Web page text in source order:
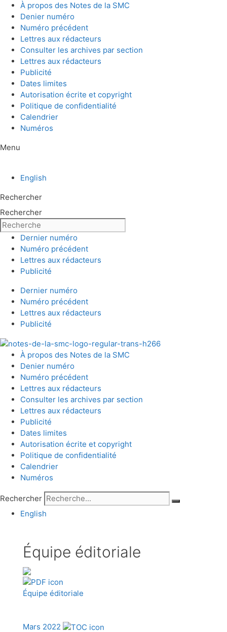
Aller
contenu
À propos des Notes de la SMC
Denier numéro
Numéro précédent
Lettres aux rédacteurs
Consulter les archives par section
Lettres aux rédacteurs
Publicité
Dates limites
Autorisation écrite et copyright
Politique de confidentialité
Calendrier
Numéros
Menu
English
Rechercher
Rechercher
Dernier numéro
Numéro précédent
Lettres aux rédacteurs
Publicité
Dernier numéro
Numéro précédent
Lettres aux rédacteurs
Publicité
À propos des Notes de la SMC
Denier numéro
Numéro précédent
Lettres aux rédacteurs
Consulter les archives par section
Lettres aux rédacteurs
Publicité
Dates limites
Autorisation écrite et copyright
Politique de confidentialité
Calendrier
Numéros
Rechercher
English
Équipe éditoriale
Équipe éditoriale
Mars 2022